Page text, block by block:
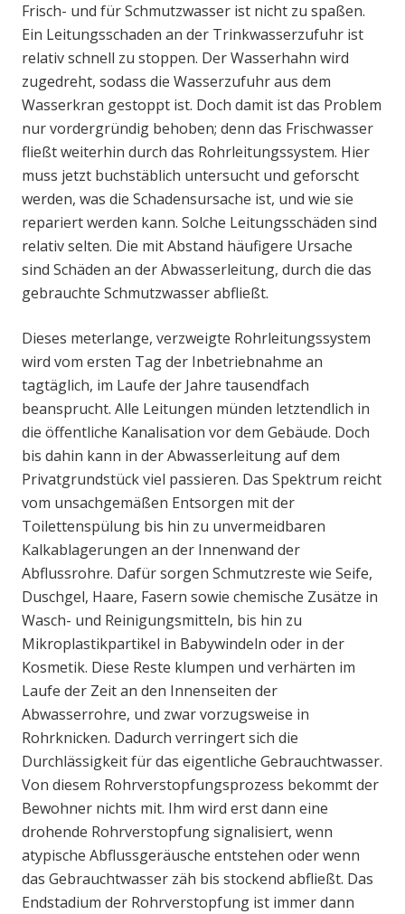
Frisch- und für Schmutzwasser ist nicht zu spaßen.
Ein Leitungsschaden an der Trinkwasserzufuhr ist
relativ schnell zu stoppen. Der Wasserhahn wird
zugedreht, sodass die Wasserzufuhr aus dem
Wasserkran gestoppt ist. Doch damit ist das Problem
nur vordergründig behoben; denn das Frischwasser
fließt weiterhin durch das Rohrleitungssystem. Hier
muss jetzt buchstäblich untersucht und geforscht
werden, was die Schadensursache ist, und wie sie
repariert werden kann. Solche Leitungsschäden sind
relativ selten. Die mit Abstand häufigere Ursache
sind Schäden an der Abwasserleitung, durch die das
gebrauchte Schmutzwasser abfließt.
Dieses meterlange, verzweigte Rohrleitungssystem
wird vom ersten Tag der Inbetriebnahme an
tagtäglich, im Laufe der Jahre tausendfach
beansprucht. Alle Leitungen münden letztendlich in
die öffentliche Kanalisation vor dem Gebäude. Doch
bis dahin kann in der Abwasserleitung auf dem
Privatgrundstück viel passieren. Das Spektrum reicht
vom unsachgemäßen Entsorgen mit der
Toilettenspülung bis hin zu unvermeidbaren
Kalkablagerungen an der Innenwand der
Abflussrohre. Dafür sorgen Schmutzreste wie Seife,
Duschgel, Haare, Fasern sowie chemische Zusätze in
Wasch- und Reinigungsmitteln, bis hin zu
Mikroplastikpartikel in Babywindeln oder in der
Kosmetik. Diese Reste klumpen und verhärten im
Laufe der Zeit an den Innenseiten der
Abwasserrohre, und zwar vorzugsweise in
Rohrknicken. Dadurch verringert sich die
Durchlässigkeit für das eigentliche Gebrauchtwasser.
Von diesem Rohrverstopfungsprozess bekommt der
Bewohner nichts mit. Ihm wird erst dann eine
drohende Rohrverstopfung signalisiert, wenn
atypische Abflussgeräusche entstehen oder wenn
das Gebrauchtwasser zäh bis stockend abfließt. Das
Endstadium der Rohrverstopfung ist immer dann